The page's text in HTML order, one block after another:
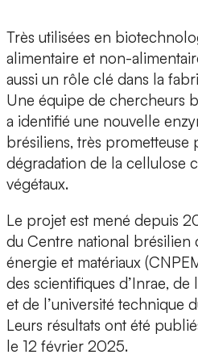
Très utilisées en
alimentaire et non-
aussi un rôle clé dans la
Une équipe de chercheurs
a identifié une nouvelle
brésiliens, très prometteuse
dégradation de la cellulose
végétaux.
Le projet est mené depuis
du Centre national brésilien
énergie et matériaux
des scientifiques d’Inrae, de
et de l’université technique
Leurs résultats ont été
le 12 février 2025.